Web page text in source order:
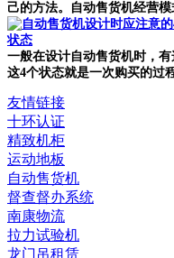
己的方法。自动售货机经营
状态
一般在设计自动售货机时，
这4个状态就是一次购买的过程
友情链接
十环认证
精致机柜
运动地板
自动售货机
督查督办系统
南康物流
拉力试验机
龙门吊租赁